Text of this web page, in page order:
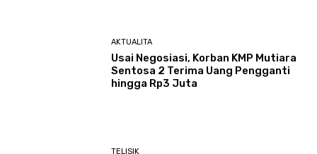
AKTUALITA
Usai Negosiasi, Korban KMP Mutiara
Sentosa 2 Terima Uang Pengganti
hingga Rp3 Juta
TELISIK